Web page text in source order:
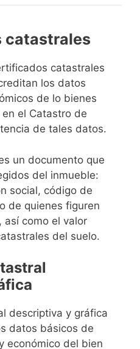
catastrales
catastrales
los datos
de lo bienes
el Catastro de
de tales datos.
un documento que
del inmueble:
social, código de
de quienes figuren
así como el valor
del suelo.
descriptiva y gráfica
datos básicos de
económico del bien